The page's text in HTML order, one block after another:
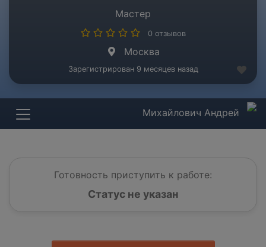
Мастер
0 отзывов
Москва
Зарегистрирован 9 месяцев назад
Михайлович Андрей
Готовность приступить к работе:
Статус не указан